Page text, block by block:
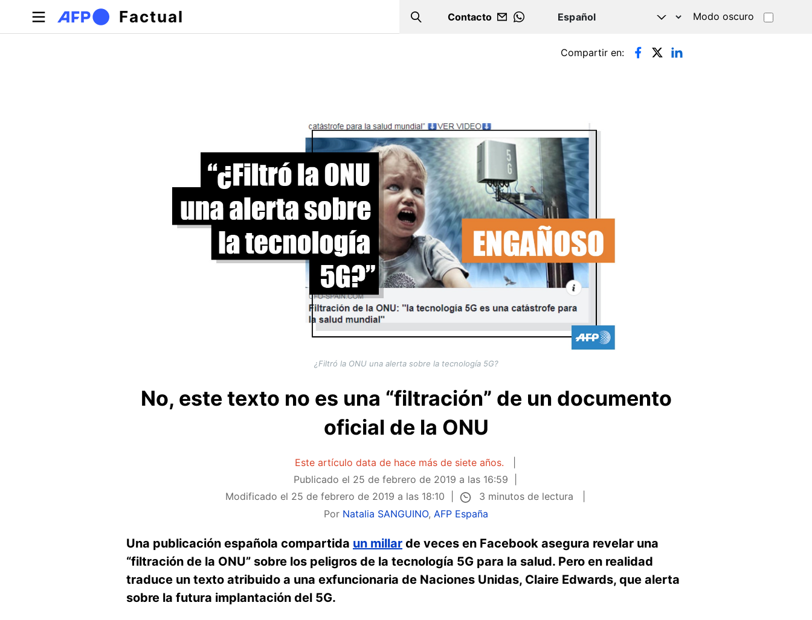
Pasar al contenido principal
Factual Search
Contacto
WHATSAPP
Modo oscuro
Solapas principales Compartir en:
¿Filtró la ONU una alerta sobre la tecnología 5G?
No, este texto no es una “filtración” de un documento
oficial de la ONU
Este artículo data de hace más de siete años.
Publicado el 25 de febrero de 2019 a las 16:59
Modificado el 25 de febrero de 2019 a las 18:10
3 minutos de lectura
Por Natalia SANGUINO, AFP España
Una publicación española compartida un millar de veces en Facebook asegura revelar una
“filtración de la ONU” sobre los peligros de la tecnología 5G para la salud. Pero en realidad
traduce un texto atribuido a una exfuncionaria de Naciones Unidas, Claire Edwards, que alerta
sobre la futura implantación del 5G.